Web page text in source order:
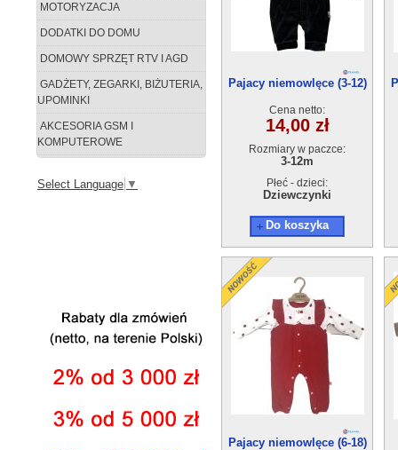
MOTORYZACJA
DODATKI DO DOMU
DOMOWY SPRZĘT RTV I AGD
GADŻETY, ZEGARKI, BIŻUTERIA,
UPOMINKI
AKCESORIA GSM I
KOMPUTEROWE
Select Language ▼
Pajacy niemowlęce (3-12)
Cena netto:
14,00 zł
Rozmiary w paczce:
3-12m
Płeć - dzieci:
Dziewczynki
Do koszyka
Pajacy niemowlęce (6-18)